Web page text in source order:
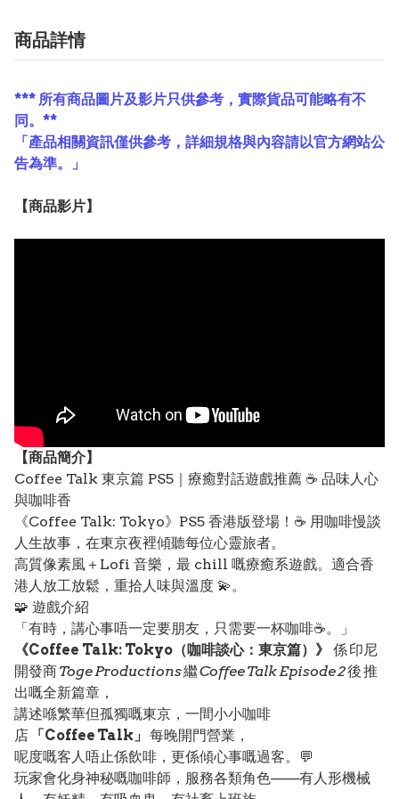
商品詳情
*** 所有商品圖片及影片只供參考，實際貨品可能略有不
同。**
「產品相關資訊僅供參考，詳細規格與內容請以官方網站公
告為準。」
【商品影片】
【商品簡介】
Coffee Talk 東京篇 PS5｜療癒對話遊戲推薦 ☕️ 品味人心
與咖啡香
《Coffee Talk: Tokyo》PS5 香港版登場！☕️ 用咖啡慢談
人生故事，在東京夜裡傾聽每位心靈旅者。
高質像素風＋Lofi 音樂，最 chill 嘅療癒系遊戲。適合香
港人放工放鬆，重拾人味與溫度 💫。
🧩 遊戲介紹
「有時，講心事唔一定要朋友，只需要一杯咖啡☕️。」
《Coffee Talk: Tokyo（咖啡談心：東京篇）》
係 印尼
開發商Toge Productions繼Coffee Talk Episode 2後 推
出嘅全新篇章，
講述喺繁華但孤獨嘅東京，一間小小咖啡
店 「Coffee Talk」 每晚開門營業，
呢度嘅客人唔止係飲啡，更係傾心事嘅過客。💬
玩家會化身神秘嘅咖啡師，服務各類角色——有人形機械